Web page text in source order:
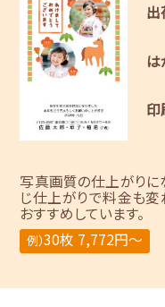
出
は
印
写真画質の仕上がりに
じ仕上がりで料金も
おすすめしています。
例）30枚 7,772円～